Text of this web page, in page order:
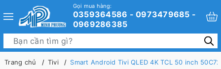
Gọi mua hàng:
0359364586 - 0973479685 -
0969286385
Trang chủ Tivi Smart Android Tivi QLED 4K TCL 50 inch